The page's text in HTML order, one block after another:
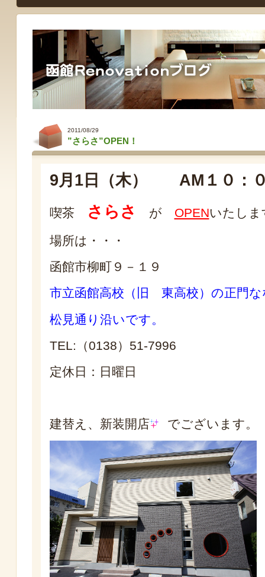
2011/08/29
”さらさ”OPEN！
9月1日（木） AM１０：
喫茶 さらさ が OPENいたしま
場所は・・・
函館市柳町９－１９
市立函館高校（旧 東高校）の正門な
松見通り沿いです。
TEL:（0138）51-7996
定休日：日曜日
建替え、新装開店 でございます。